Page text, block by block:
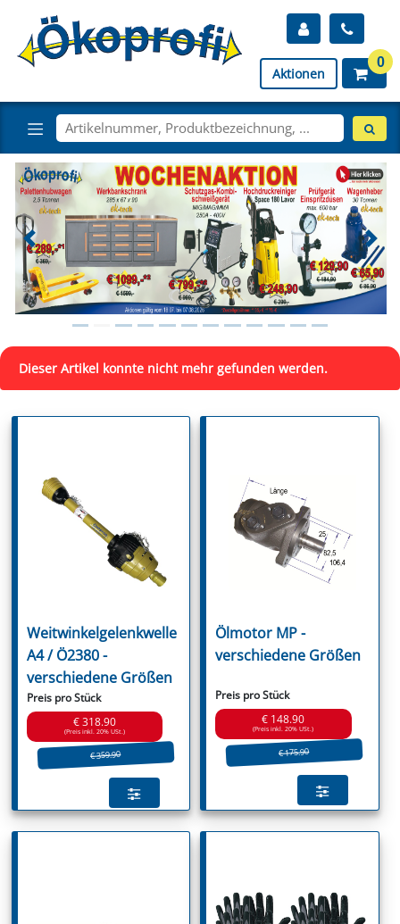
Aktionen
0
Dieser Artikel konnte nicht mehr gefunden werden.
Weitwinkelgelenkwelle
A4 / Ö2380 -
verschiedene Größen
Preis pro Stück
€ 318.90
(Preis inkl. 20% USt.)
€ 359.90
Ölmotor MP -
verschiedene Größen
Preis pro Stück
€ 148.90
(Preis inkl. 20% USt.)
€ 175.90